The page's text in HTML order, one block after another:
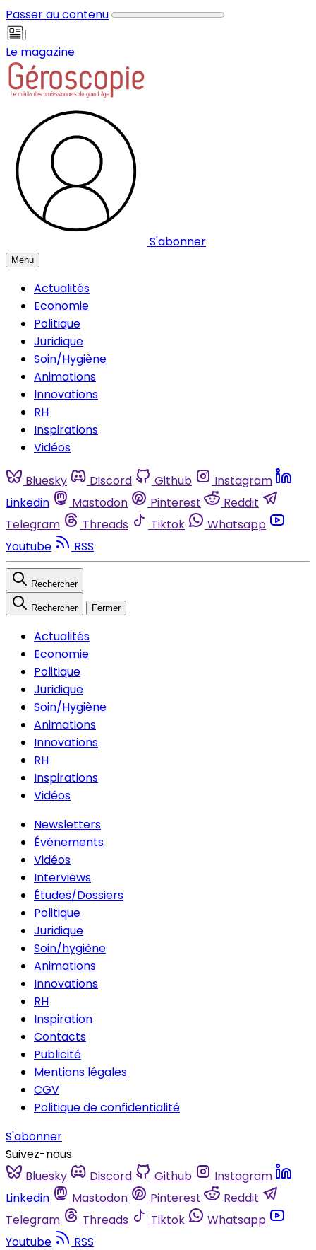
Passer au contenu
Le magazine
S'abonner
Menu
Actualités
Economie
Politique
Juridique
Soin/Hygiène
Animations
Innovations
RH
Inspirations
Vidéos
Bluesky Discord Github
Instagram
Linkedin
Mastodon Pinterest
Reddit
Telegram
Threads Tiktok
Whatsapp
Youtube
RSS
Rechercher
Rechercher Fermer
Actualités
Economie
Politique
Juridique
Soin/Hygiène
Animations
Innovations
RH
Inspirations
Vidéos
Newsletters
Événements
Vidéos
Interviews
Études/Dossiers
Politique
Juridique
Soin/hygiène
Animations
Innovations
RH
Inspiration
Contacts
Publicité
Mentions légales
CGV
Politique de confidentialité
S'abonner
Suivez-nous
Bluesky
Discord Github
Instagram
Linkedin
Mastodon Pinterest
Reddit
Telegram
Threads Tiktok
Whatsapp
Youtube
RSS
Panneau de gestion des cookies